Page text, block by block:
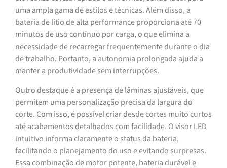
uma ampla gama de estilos e técnicas. Além disso, a
bateria de lítio de alta performance proporciona até 70
minutos de uso contínuo por carga, o que elimina a
necessidade de recarregar frequentemente durante o dia
de trabalho. Portanto, a autonomia prolongada ajuda a
manter a produtividade sem interrupções.
Outro destaque é a presença de lâminas ajustáveis, que
permitem uma personalização precisa da largura do
corte. Com isso, é possível criar desde cortes muito curtos
até acabamentos detalhados com facilidade. O visor LED
intuitivo informa claramente o status da bateria,
facilitando o planejamento do uso e evitando surpresas.
Essa combinação de motor potente, bateria durável e